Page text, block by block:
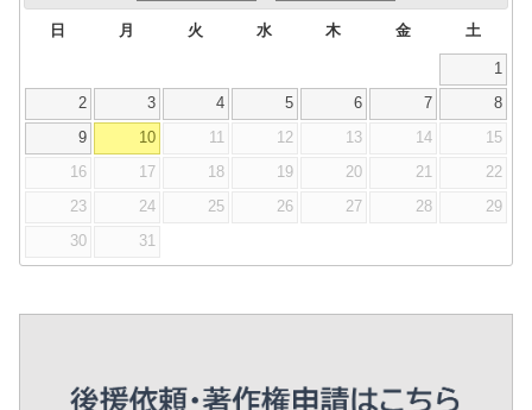
日 月 火 水 木 金 土
1
2 3 4 5 6 7 8
9 10 11 12 13 14 15
16 17 18 19 20 21 22
23 24 25 26 27 28 29
30 31